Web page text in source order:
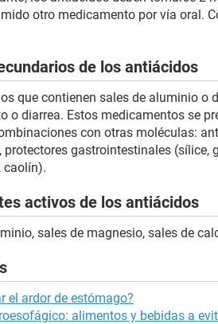
otro medicamento por vía oral.
de los antiácidos
que contienen sales de aluminio o
o diarrea. Estos medicamentos se
con otras moléculas:
protectores gastrointestinales (sílice,
caolín).
activos de los antiácidos
sales de magnesio, sales de
el ardor de estómago?
alimentos y bebidas a